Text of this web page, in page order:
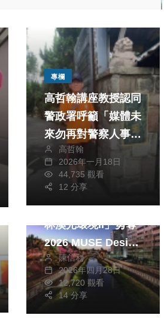
專欄
高哲翰講座教授認同
警政署呼籲「媒體未
來勿再對警察人事作
不實臆測報導」
高哲翰
2026年一月18日
44,735 觀看
12 分享
綜合新聞
再奪國際榮耀！「雲
林溪光環境II」勇奪
2026 MUSE Design
Awards景觀照明類
金獎！
陳信利
2026年四月28日
12,720 觀看
14 分享